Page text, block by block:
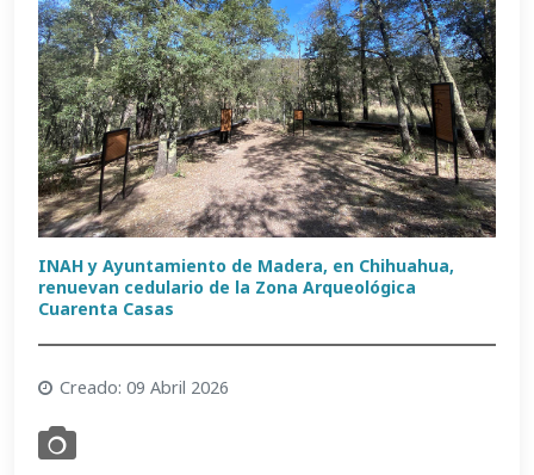
INAH y Ayuntamiento de Madera, en Chihuahua,
renuevan cedulario de la Zona Arqueológica
Cuarenta Casas
Creado: 09 Abril 2026